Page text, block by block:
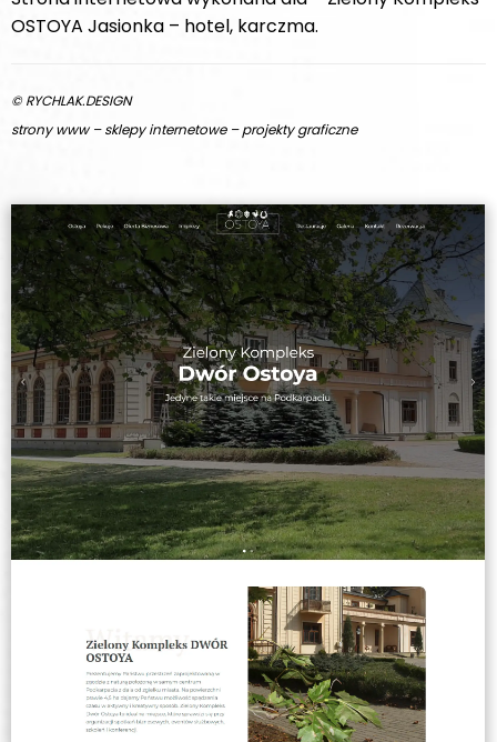
OSTOYA Jasionka – hotel, karczma.
© RYCHLAK.DESIGN
strony www – sklepy internetowe – projekty graficzne